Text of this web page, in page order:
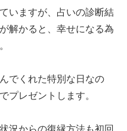
いますが、占いの診断結
解かると、幸せになる為
でくれた特別な日なの
プレゼントします。
況からの復縁方法も初回